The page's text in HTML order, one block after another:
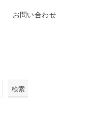
お問い合わせ
検索